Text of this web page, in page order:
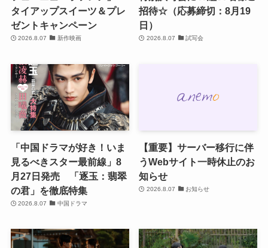
タイアップスイーツ＆プレ
ゼントキャンペーン
2026.8.07 新作映画
招待☆（応募締切：8月19
日）
2026.8.07 試写会
「中国ドラマが好き！いま
見るべきスター最前線」8
月27日発売 「逐玉：翡翠
の君」を徹底特集
2026.8.07 中国ドラマ
【重要】サーバー移行に伴
うWebサイト一時休止のお
知らせ
2026.8.07 お知らせ